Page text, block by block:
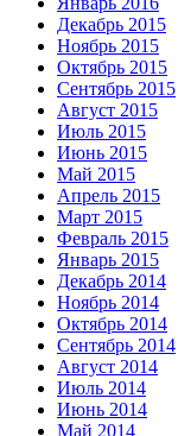
Декабрь 2015
Ноябрь 2015
Октябрь 2015
Сентябрь 2015
Август 2015
Июль 2015
Июнь 2015
Май 2015
Апрель 2015
Март 2015
Февраль 2015
Январь 2015
Декабрь 2014
Ноябрь 2014
Октябрь 2014
Сентябрь 2014
Август 2014
Июль 2014
Июнь 2014
Май 2014